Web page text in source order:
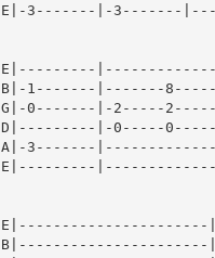
E|-3-------|-3-------
E|---------
B|-1-------|-------
G|-0-------|-2-----
D|---------|-0-----
A|-3-------
E|---------
B|----------------------